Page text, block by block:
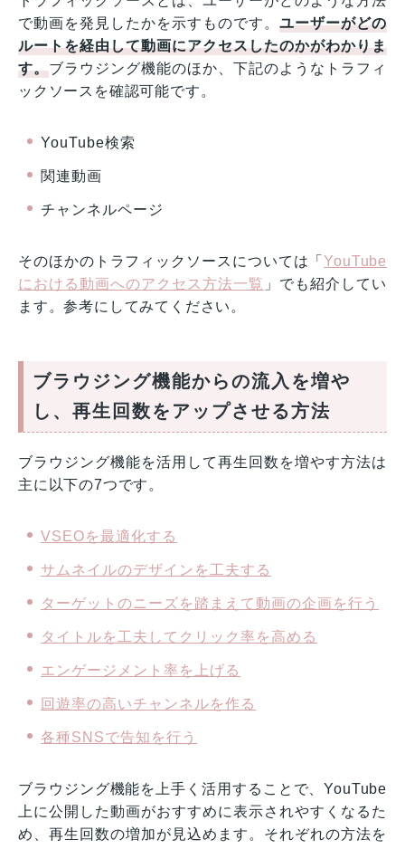
で動画を発見したかを示すものです。ユーザーがどの
ルートを経由して動画にアクセスしたのかがわかりま
す。ブラウジング機能のほか、下記のようなトラフィ
ックソースを確認可能です。
YouTube検索
関連動画
チャンネルページ
そのほかのトラフィックソースについては「YouTube
における動画へのアクセス方法一覧 」でも紹介してい
ます。参考にしてみてください。
ブラウジング機能からの流入を増や
し、再生回数をアップさせる方法
ブラウジング機能を活用して再生回数を増やす方法は
主に以下の7つです。
VSEOを最適化する
サムネイルのデザインを工夫する
ターゲットのニーズを踏まえて動画の企画を行う
タイトルを工夫してクリック率を高める
エンゲージメント率を上げる
回遊率の高いチャンネルを作る
各種SNSで告知を行う
ブラウジング機能を上手く活用することで、YouTube
上に公開した動画がおすすめに表示されやすくなるた
め、再生回数の増加が見込めます。それぞれの方法を